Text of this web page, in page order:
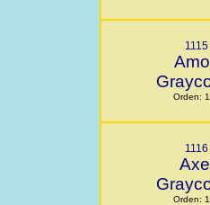
1115
Orden:
1116
Orden: